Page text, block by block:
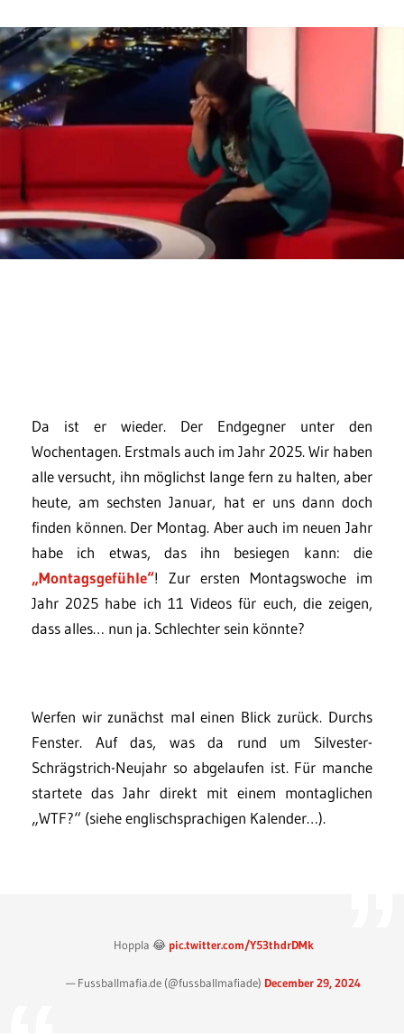
Da ist er wieder. Der Endgegner unter den
Wochentagen. Erstmals auch im Jahr 2025. Wir haben
alle versucht, ihn möglichst lange fern zu halten, aber
heute, am sechsten Januar, hat er uns dann doch
finden können. Der Montag. Aber auch im neuen Jahr
habe ich etwas, das ihn besiegen kann: die
„Montagsgefühle“! Zur ersten Montagswoche im
Jahr 2025 habe ich 11 Videos für euch, die zeigen,
dass alles… nun ja. Schlechter sein könnte?
Werfen wir zunächst mal einen Blick zurück. Durchs
Fenster. Auf das, was da rund um Silvester-
Schrägstrich-Neujahr so abgelaufen ist. Für manche
startete das Jahr direkt mit einem montaglichen
„WTF?“ (siehe englischsprachigen Kalender…).
Hoppla 😂 pic.twitter.com/Y53thdrDMk
— Fussballmafia.de (@fussballmafiade) December 29, 2024